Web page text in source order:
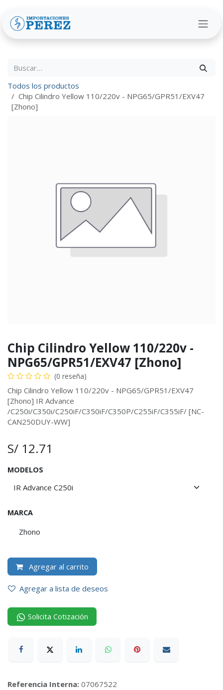
Todos los productos
Chip Cilindro Yellow 110/220v - NPG65/GPR51/EXV47
[Zhono]
Chip Cilindro Yellow 110/220v -
NPG65/GPR51/EXV47 [Zhono]
(0 reseña)
Chip Cilindro Yellow 110/220v - NPG65/GPR51/EXV47
[Zhono] IR Advance
/C250i/C350i/C250iF/C350iF/C350P/C255iF/C355iF/ [NC-
CAN250DUY-WW]
S/ 12.71
MODELOS
MARCA
Zhono
Agregar al carrito
Agregar a lista de deseos
Solicita Cotización
Referencia Interna: 07067522